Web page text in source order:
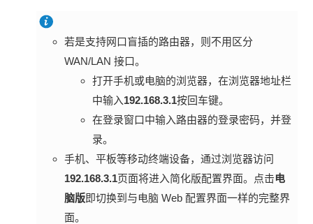
若是支持网口盲插的路由器，则不用区分
WAN/LAN 接口。
打开手机或电脑的浏览器，在浏览器地址栏
中输入192.168.3.1按回车键。
在登录窗口中输入路由器的登录密码，并登
录。
手机、平板等移动终端设备，通过浏览器访问
192.168.3.1页面将进入简化版配置界面。点击电
脑版即切换到与电脑 Web 配置界面一样的完整界
面。